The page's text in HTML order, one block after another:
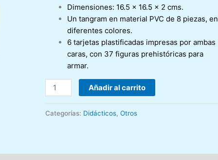
Dimensiones: 16.5 x 16.5 x 2 cms.
Un tangram en material PVC de 8 piezas, en
diferentes colores.
6 tarjetas plastificadas impresas por ambas
caras, con 37 figuras prehistóricas para
armar.
Añadir al carrito
Categorías: Didácticos, Otros